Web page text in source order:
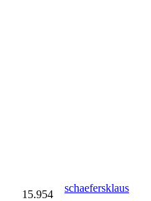
15.954
schaefersklaus